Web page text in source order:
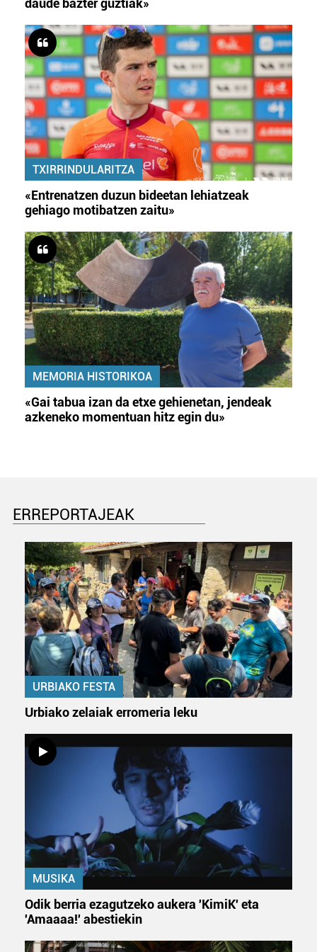
TXIRRINDULARITZA
«Entrenatzen duzun bideetan lehiatzeak
gehiago motibatzen zaitu»
MEMORIA HISTORIKOA
«Gai tabua izan da etxe gehienetan, jendeak
azkeneko momentuan hitz egin du»
ERREPORTAJEAK
URBIAKO FESTA
Urbiako zelaiak erromeria leku
MUSIKA
Odik berria ezagutzeko aukera 'KimiK' eta
'Amaaaa!' abestiekin